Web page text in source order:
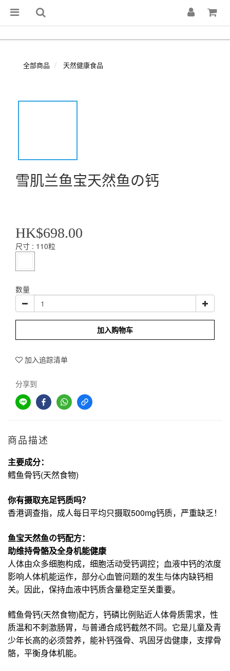
全部商品 天然健康食品
雪肌兰鱼宝天然鱼の钙
HK$698.00
尺寸 : 110粒
数量
加入购物车
加入追踪清单
分享到
商品描述
主要成分：
鳕鱼骨钙(天然食物)
你有摄取充足钙质吗？
香港调查指，成人每日平均只摄取500mg钙质，严重缺乏！
鱼宝天然鱼の钙配方：
助维持骨骼及全身机能健康
人体由众多细胞构成，细胞活动受钙调控；血液中钙的浓度
影响人体机能运作，部分心血管问题的发生与体内缺钙相
关。因此，保持血液中钙质含量稳定至关重要。
鳕鱼骨钙(天然食物)配方，钙磷比例贴近人体骨质需求，性
质温和不刺激肠胃，与普通合成钙截然不同。它是儿童及青
少年长高的必须营养，能补钙强骨、巩固牙齿健康，支撑骨
骼，平衡身体机能。